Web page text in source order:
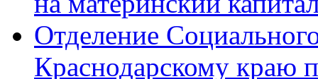
Отделение
Краснодарскому краю